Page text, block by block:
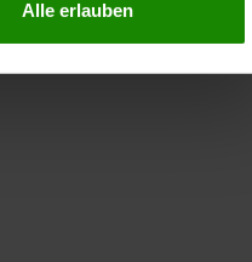
Alle erlauben